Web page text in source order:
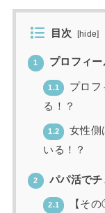
目次 [hide]
1 プロフィ
1.1
プロフ
る！？
1.2
女性側
いる！？
2 パパ活で
2.1
【そ